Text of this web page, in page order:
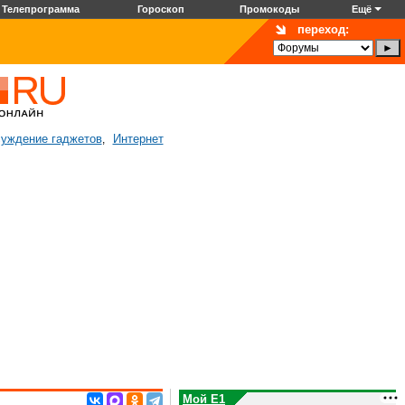
Телепрограмма Гороскоп Промокоды Ещё
переход:
гаджетов, Интернет
Мой E1